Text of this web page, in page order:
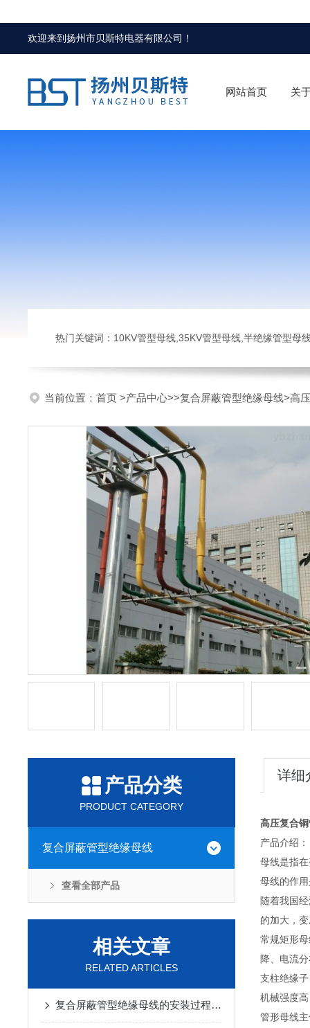
欢迎来到扬州市贝斯特电器有限公司 ！
网站首页 关
热门关键词：10KV管型母线,35KV管型母线,半绝缘管型母
当前位置： 首页 >产品中心>>复合屏蔽管型绝缘母线>高
产品分类
PRODUCT CATEGORY
复合屏蔽管型绝缘母线
查看全部产品
相关文章
RELATED ARTICLES
复合屏蔽管型绝缘母线的安装过程相对简单
详细
高压复合
产品介绍：
母线是指
母线的作
随着我国
的加大，
常规矩形
降、电流
支柱绝缘
机械强度高
管形母线